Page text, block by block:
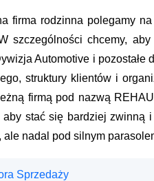
firma rodzinna polegamy
szczególności chcemy, aby
Automotive i pozostałe
struktury klientów i
firmą pod nazwą
stać się bardziej zwinną
nadal pod silnym
Sprzedaży